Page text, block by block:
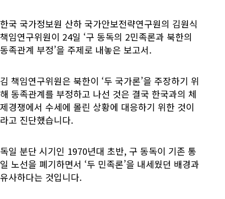
한국 국가정보원 산하 국가안보전략연구원의 김원식
책임연구위원이 24일 ‘구 동독의 2민족론과 북한의
동족관계 부정’을 주제로 내놓은 보고서.
김 책임연구위원은 북한이 ‘두 국가론’을 주장하기 위
해 동족관계를 부정하고 나선 것은 결국 한국과의 체
제경쟁에서 수세에 몰린 상황에 대응하기 위한 것이
라고 진단했습니다.
독일 분단 시기인 1970년대 초반, 구 동독이 기존 통
일 노선을 폐기하면서 ‘두 민족론’을 내세웠던 배경과
유사하다는 것입니다.